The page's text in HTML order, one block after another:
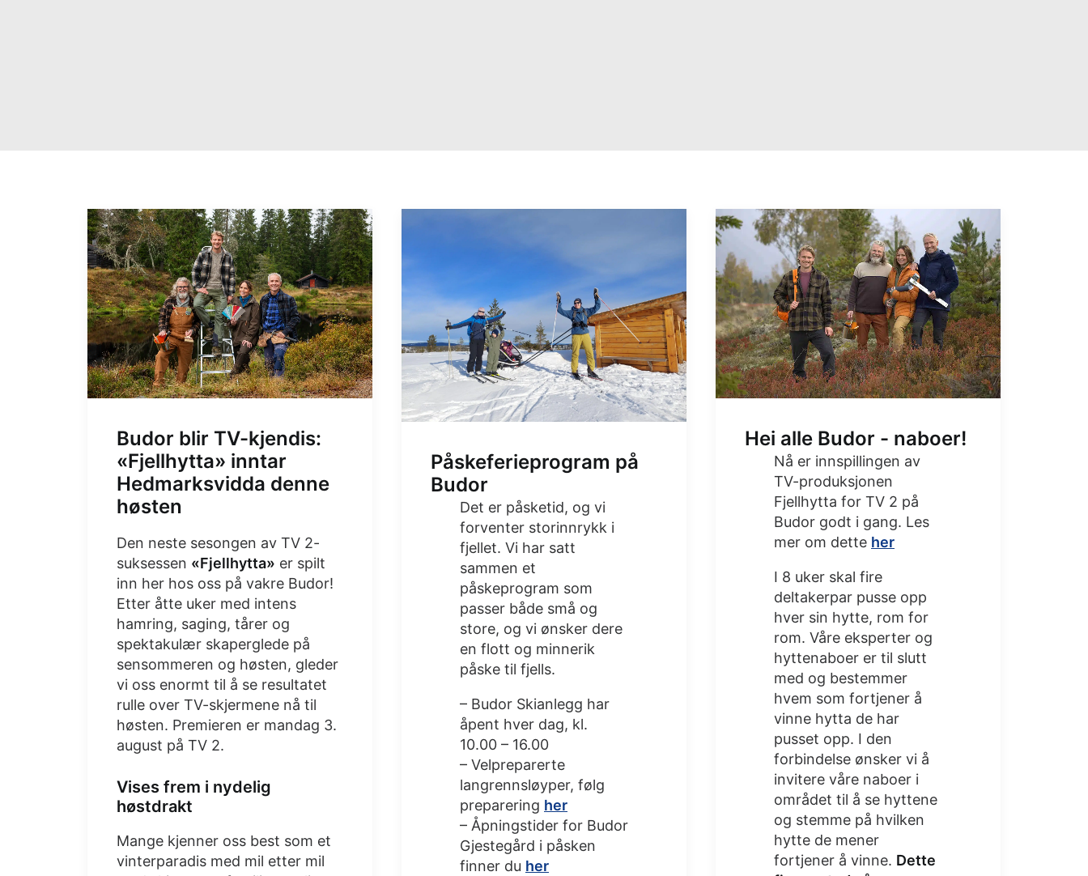
Budor blir TV-kjendis:
«Fjellhytta» inntar
Hedmarksvidda denne
høsten
Den neste sesongen av TV 2-
suksessen «Fjellhytta» er spilt
inn her hos oss på vakre Budor!
Etter åtte uker med intens
hamring, saging, tårer og
spektakulær skaperglede på
sensommeren og høsten, gleder
vi oss enormt til å se resultatet
rulle over TV-skjermene nå til
høsten. Premieren er mandag 3.
august på TV 2.
Vises frem i nydelig
høstdrakt
Mange kjenner oss best som et
vinterparadis med mil etter mil
Påskeferieprogram på
Budor
Det er påsketid, og vi
forventer storinnrykk i
fjellet. Vi har satt
sammen et
påskeprogram som
passer både små og
store, og vi ønsker dere
en flott og minnerik
påske til fjells.
– Budor Skianlegg har
åpent hver dag, kl.
10.00 – 16.00
– Velpreparerte
langrennsløyper, følg
preparering her
– Åpningstider for Budor
Gjestegård i påsken
finner du her
Hei alle Budor - naboer!
Nå er innspillingen av
TV-produksjonen
Fjellhytta for TV 2 på
Budor godt i gang. Les
mer om dette her
I 8 uker skal fire
deltakerpar pusse opp
hver sin hytte, rom for
rom. Våre eksperter og
hyttenaboer er til slutt
med og bestemmer
hvem som fortjener å
vinne hytta de har
pusset opp. I den
forbindelse ønsker vi å
invitere våre naboer i
området til å se hyttene
og stemme på hvilken
hytte de mener
fortjener å vinne. Dette